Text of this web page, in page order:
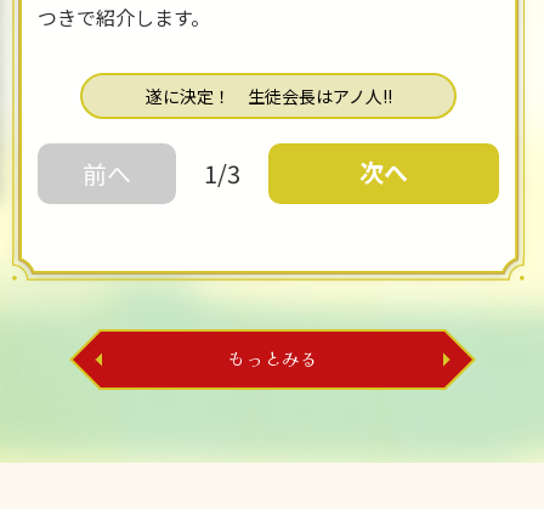
つきで紹介します。
遂に決定！ 生徒会長はアノ人!!
前へ 1/3 次へ
もっとみる